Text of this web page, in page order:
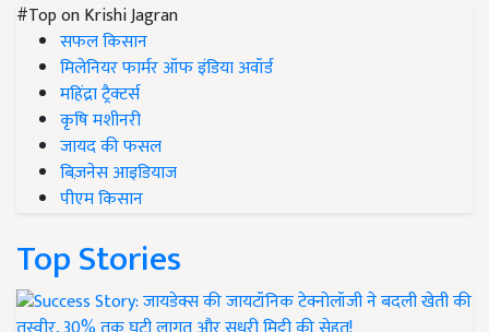
#Top on Krishi Jagran
सफल किसान
मिलेनियर फार्मर ऑफ इंडिया अवॉर्ड
महिंद्रा ट्रैक्टर्स
कृषि मशीनरी
जायद की फसल
बिज़नेस आइडियाज
पीएम किसान
Top Stories